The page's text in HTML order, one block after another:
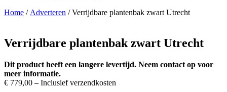
Home / Adverteren / Verrijdbare plantenbak zwart Utrecht
Verrijdbare plantenbak zwart Utrecht
Dit product heeft een langere levertijd. Neem contact op voor
meer informatie.
€ 779,00 – Inclusief verzendkosten